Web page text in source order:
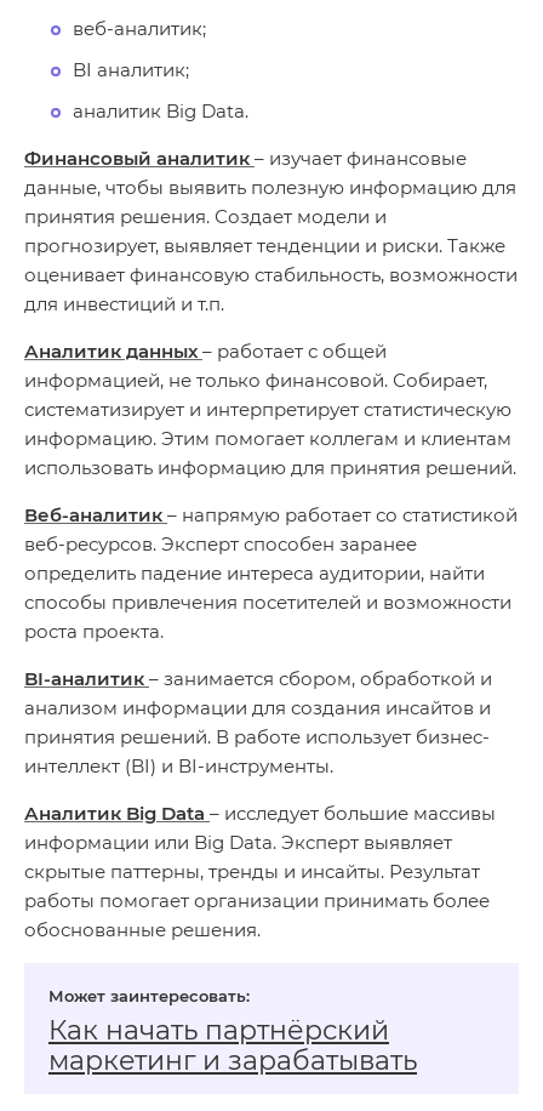
веб-аналитик;
BI аналитик;
аналитик Big Data.
Финансовый аналитик – изучает финансовые
данные, чтобы выявить полезную информацию для
принятия решения. Создает модели и
прогнозирует, выявляет тенденции и риски. Также
оценивает финансовую стабильность, возможности
для инвестиций и т.п.
Аналитик данных – работает с общей
информацией, не только финансовой. Собирает,
систематизирует и интерпретирует статистическую
информацию. Этим помогает коллегам и клиентам
использовать информацию для принятия решений.
Веб-аналитик – напрямую работает со статистикой
веб-ресурсов. Эксперт способен заранее
определить падение интереса аудитории, найти
способы привлечения посетителей и возможности
роста проекта.
BI-аналитик – занимается сбором, обработкой и
анализом информации для создания инсайтов и
принятия решений. В работе использует бизнес-
интеллект (BI) и BI-инструменты.
Аналитик Big Data – исследует большие массивы
информации или Big Data. Эксперт выявляет
скрытые паттерны, тренды и инсайты. Результат
работы помогает организации принимать более
обоснованные решения.
Как начать партнёрский
маркетинг и зарабатывать